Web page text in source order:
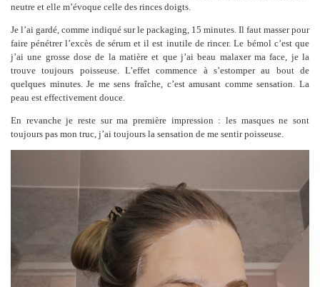
neutre et elle m’évoque celle des rinces doigts.
Je l’ai gardé, comme indiqué sur le packaging, 15 minutes. Il faut masser pour
faire pénétrer l’excès de sérum et il est inutile de rincer. Le bémol c’est que
j’ai une grosse dose de la matière et que j’ai beau malaxer ma face, je la
trouve toujours poisseuse. L’effet commence à s’estomper au bout de
quelques minutes. Je me sens fraîche, c’est amusant comme sensation. La
peau est effectivement douce.
En revanche je reste sur ma première impression : les masques ne sont
toujours pas mon truc, j’ai toujours la sensation de me sentir poisseuse.